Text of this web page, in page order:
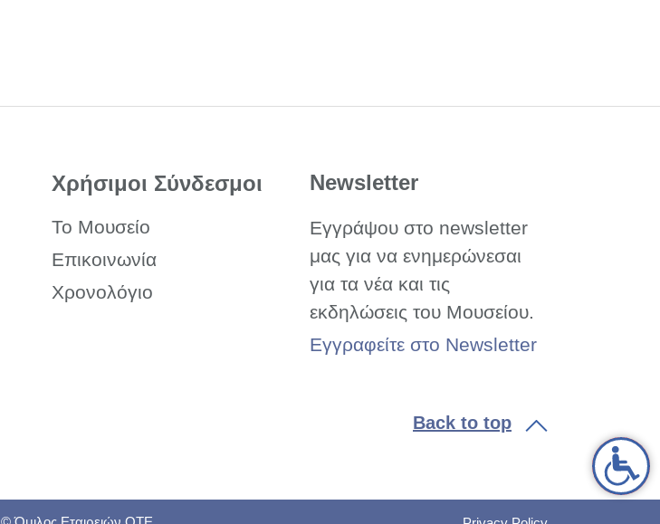
Back to top
Χρήσιμοι Σύνδεσμοι
Το Μουσείο
Επικοινωνία
Χρονολόγιο
Newsletter
Εγγράψου στο newsletter
μας για να ενημερώνεσαι
για τα νέα και τις
εκδηλώσεις του Μουσείου.
Εγγραφείτε στο Newsletter